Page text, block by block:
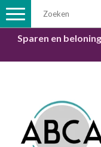
Sparen en
Toggle
navigation